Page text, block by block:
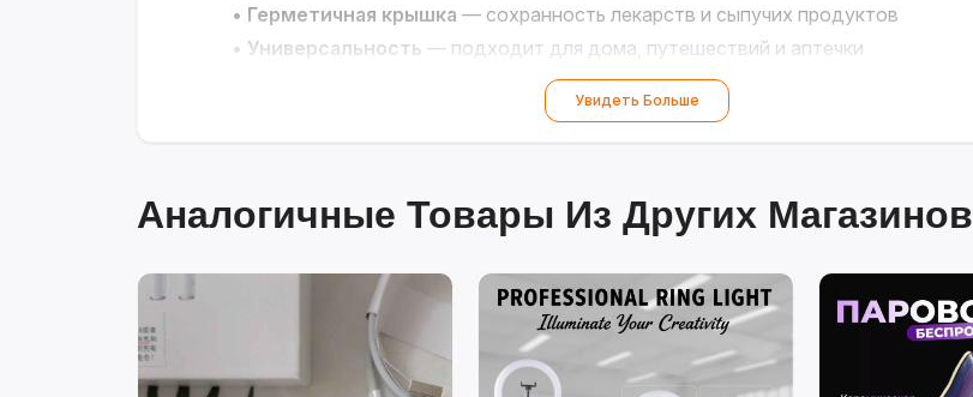
• Герметичная крышка — сохранность лекарств и сыпучих продуктов
• Универсальность — подходит для дома, путешествий и аптечки
Порядок и удобство для вашего здоровья!?
Увидеть Больше
Аналогичные Товары Из Других Магазинов